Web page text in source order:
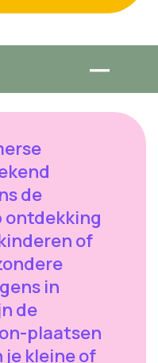
de
ontdekking
of
in
de
plaatsen
kleine of